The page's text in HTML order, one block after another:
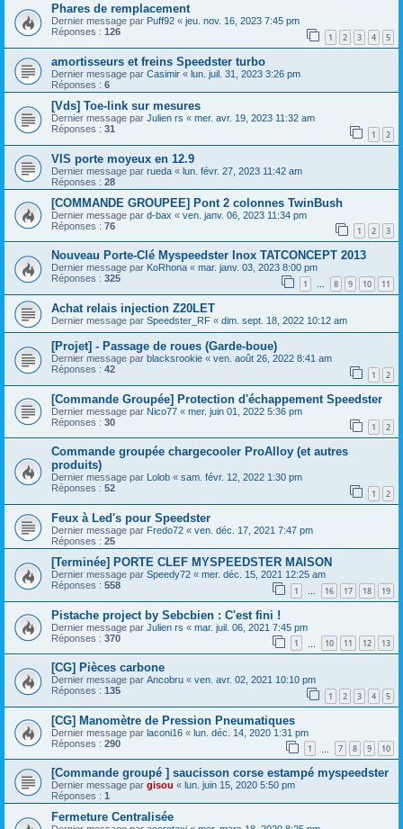
Phares de remplacement
Dernier message par Puff92 « jeu. nov. 16, 2023 7:45 pm
Réponses : 126 1 2 3 4 5
amortisseurs et freins Speedster turbo
Dernier message par Casimir « lun. juil. 31, 2023 3:26 pm
Réponses : 6
[Vds] Toe-link sur mesures
Dernier message par Julien rs « mer. avr. 19, 2023 11:32 am
Réponses : 31 1 2
VIS porte moyeux en 12.9
Dernier message par rueda « lun. févr. 27, 2023 11:42 am
Réponses : 28
[COMMANDE GROUPEE] Pont 2 colonnes TwinBush
Dernier message par d-bax « ven. janv. 06, 2023 11:34 pm
Réponses : 76 1 2 3
Nouveau Porte-Clé Myspeedster Inox TATCONCEPT 2013
Dernier message par KoRhona « mar. janv. 03, 2023 8:00 pm
Réponses : 325 1 … 8 9 10 11
Achat relais injection Z20LET
Dernier message par Speedster_RF « dim. sept. 18, 2022 10:12 am
[Projet] - Passage de roues (Garde-boue)
Dernier message par blacksrookie « ven. août 26, 2022 8:41 am
Réponses : 42 1 2
[Commande Groupée] Protection d'échappement Speedster
Dernier message par Nico77 « mer. juin 01, 2022 5:36 pm
Réponses : 30 1 2
Commande groupée chargecooler ProAlloy (et autres
produits)
Dernier message par Lolob « sam. févr. 12, 2022 1:30 pm
Réponses : 52 1 2
Feux à Led's pour Speedster
Dernier message par Fredo72 « ven. déc. 17, 2021 7:47 pm
Réponses : 25
[Terminée] PORTE CLEF MYSPEEDSTER MAISON
Dernier message par Speedy72 « mer. déc. 15, 2021 12:25 am
Réponses : 558 1 … 16 17 18 19
Pistache project by Sebcbien : C'est fini !
Dernier message par Julien rs « mar. juil. 06, 2021 7:45 pm
Réponses : 370 1 10 11 12 13
[CG] Pièces carbone
Dernier message par Ancobru « ven. avr. 02, 2021 10:10 pm
Réponses : 135 1 2 3 4 5
[CG] Manomètre de Pression Pneumatiques
Dernier message par laconi16 « lun. déc. 14, 2020 1:31 pm
Réponses : 290 1 7 8 9 10
[Commande groupé ] saucisson corse estampé myspeedster
Dernier message par gisou « lun. juin 15, 2020 5:50 pm
Réponses : 1
Fermeture Centralisée